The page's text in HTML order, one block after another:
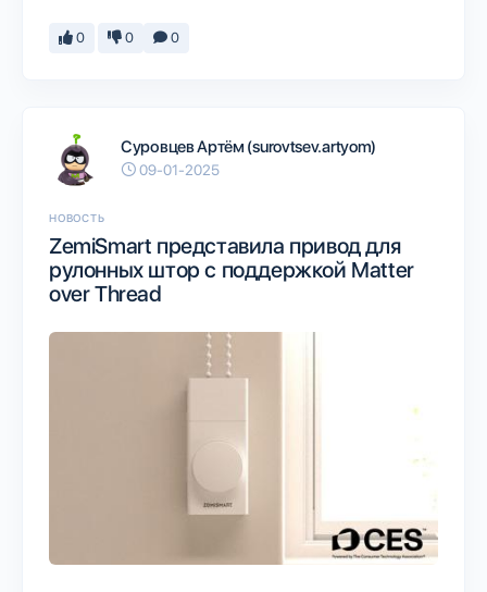
0 0 0
Суровцев Артём (surovtsev.artyom)
09-01-2025
НОВОСТЬ
ZemiSmart представила привод для
рулонных штор с поддержкой Matter
over Thread